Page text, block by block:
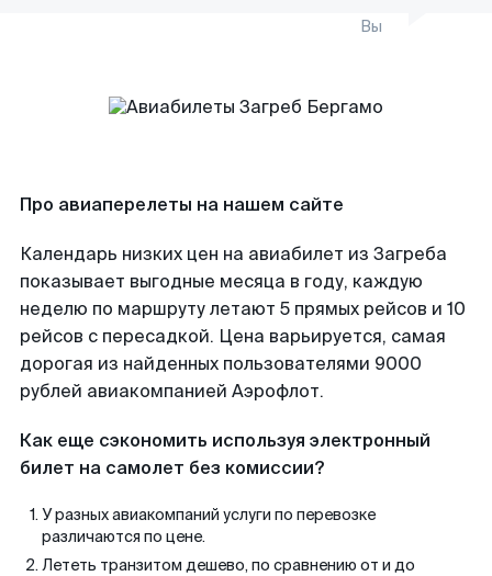
Вы
Про авиаперелеты на нашем сайте
Календарь низких цен на авиабилет из Загреба
показывает выгодные месяца в году, каждую
неделю по маршруту летают 5 прямых рейсов и 10
рейсов с пересадкой. Цена варьируется, самая
дорогая из найденных пользователями 9000
рублей авиакомпанией Аэрофлот.
Как еще сэкономить используя электронный
билет на самолет без комиссии?
У разных авиакомпаний услуги по перевозке
различаются по цене.
Лететь транзитом дешево, по сравнению от и до